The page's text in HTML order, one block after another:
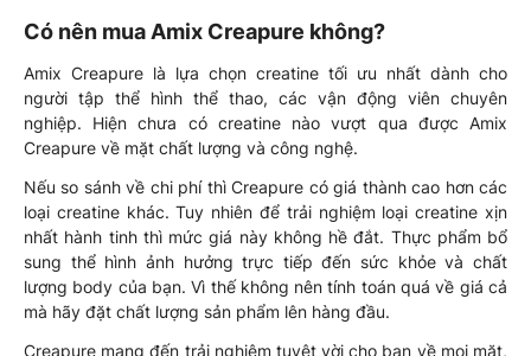
Có nên mua Amix Creapure không?
Amix Creapure là lựa chọn creatine tối ưu nhất dành cho
người tập thể hình thể thao, các vận động viên chuyên
nghiệp. Hiện chưa có creatine nào vượt qua được Amix
Creapure về mặt chất lượng và công nghệ.
Nếu so sánh về chi phí thì Creapure có giá thành cao hơn các
loại creatine khác. Tuy nhiên để trải nghiệm loại creatine xịn
nhất hành tinh thì mức giá này không hề đắt. Thực phẩm bổ
sung thể hình ảnh hưởng trực tiếp đến sức khỏe và chất
lượng body của bạn. Vì thế không nên tính toán quá về giá cả
mà hãy đặt chất lượng sản phẩm lên hàng đầu.
Creapure mang đến trải nghiệm tuyệt vời cho bạn về mọi mặt,